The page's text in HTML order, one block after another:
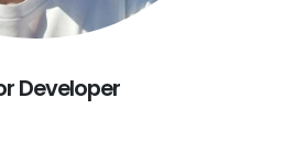
Developer